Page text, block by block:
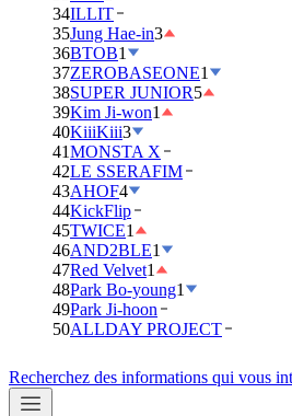
34ILLIT
35Jung Hae-in3
36BTOB1
37ZEROBASEONE1
38SUPER JUNIOR5
39Kim Ji-won1
40KiiiKiii3
41MONSTA X
42LE SSERAFIM
43AHOF4
44KickFlip
45TWICE1
46AND2BLE1
47Red Velvet1
48Park Bo-young1
49Park Ji-hoon
50ALLDAY PROJECT
Recherchez des informations qui vous